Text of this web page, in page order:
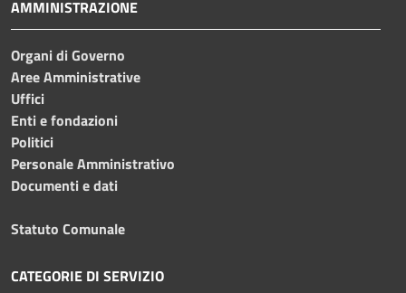
AMMINISTRAZIONE
Organi di Governo
Aree Amministrative
Uffici
Enti e fondazioni
Politici
Personale Amministrativo
Documenti e dati
Statuto Comunale
CATEGORIE DI SERVIZIO